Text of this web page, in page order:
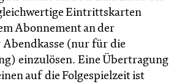
Eintrittskarten
Abonnement an der
Abendkasse (nur für die
einzulösen. Eine Übertragung
auf die Folgespielzeit ist